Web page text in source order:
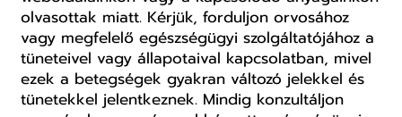
olvasottak miatt. Kérjük, forduljon orvosához
vagy megfelelő egészségügyi szolgáltatójához a
tüneteivel vagy állapotaival kapcsolatban, mivel
ezek a betegségek gyakran változó jelekkel és
tünetekkel jelentkeznek. Mindig konzultáljon